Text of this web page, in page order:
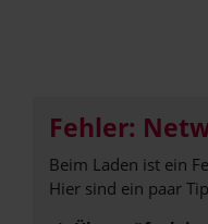
Fehler:
Beim Laden ist ein
Hier sind ein paar